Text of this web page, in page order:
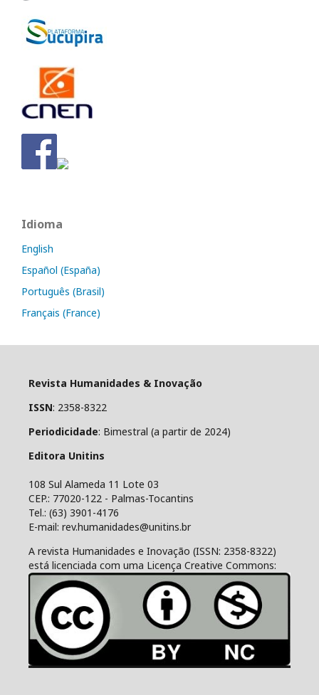
Idioma
English
Español (España)
Português (Brasil)
Français (France)
Revista Humanidades & Inovação
ISSN: 2358-8322
Periodicidade: Bimestral (a partir de 2024)
Editora Unitins
108 Sul Alameda 11 Lote 03
CEP.: 77020-122 - Palmas-Tocantins
Tel.: (63) 3901-4176
E-mail: rev.humanidades@unitins.br
A revista Humanidades e Inovação (ISSN: 2358-8322)
está licenciada com uma Licença Creative Commons: